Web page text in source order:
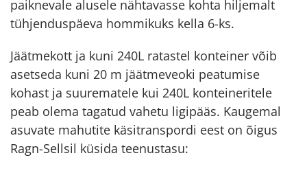
paiknevale alusele nähtavasse kohta hiljemalt
tühjenduspäeva hommikuks kella 6-ks.
Jäätmekott ja kuni 240L ratastel konteiner võib
asetseda kuni 20 m jäätmeveoki peatumise
kohast ja suurematele kui 240L konteineritele
peab olema tagatud vahetu ligipääs. Kaugemal
asuvate mahutite käsitranspordi eest on õigus
Ragn-Sellsil küsida teenustasu: